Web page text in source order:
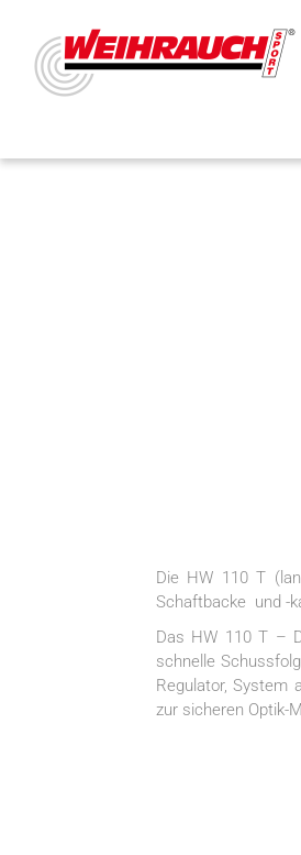
Die HW 110 T
Schaftbacke und -
Das HW 110 T –
schnelle
Regulator, System
zur sicheren Optik-